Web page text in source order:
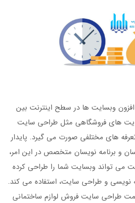
وبسایت ها در سطح اینترنت بین
های فروشگاهی مثل طراحی سایت
های مختلفی صورت می گیرد. پایدار
و برنامه نویسان متخصص در این امر،
می تواند وبسایت شما را طراحی کرده
نویسی و طراحی سایت، استفاده می کند.
طراحی سایت فروش لوازم ساختمانی